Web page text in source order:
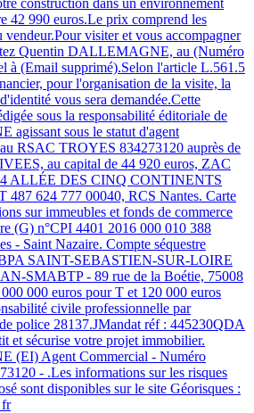
42 990 euros.Le prix comprend les
vendeur.Pour visiter et vous accompagner
Quentin DALLEMAGNE, au (Numéro
à (Email supprimé).Selon l'article L.561.5
pour l'organisation de la visite, la
vous sera demandée.Cette
sous la responsabilité éditoriale de
sous le statut d'agent
RSAC TROYES 834273120 auprès de
au capital de 44 920 euros, ZAC
ALLÉE DES CINQ CONTINENTS
624 777 00040, RCS Nantes. Carte
sur immeubles et fonds de commerce
(G) n°CPI 4401 2016 000 010 388
- Saint Nazaire. Compte séquestre
SAINT-SEBASTIEN-SUR-LOIRE
SMABTP - 89 rue de la Boétie, 75008
000 euros pour T et 120 000 euros
civile professionnelle par
police 28137.JMandat réf : 445230QDA
et sécurise votre projet immobilier.
(EI) Agent Commercial - Numéro
- .Les informations sur les risques
sont disponibles sur le site Géorisques :
fr